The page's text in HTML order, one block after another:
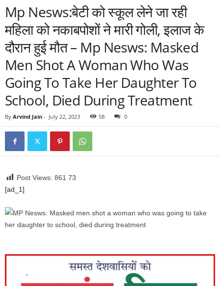
Mp Nesws:बेटी को स्कूल लेने जा रही
महिला को नकाबपोशों ने मारी गोली, इलाज के
दौरान हुई मौत – Mp Nesws: Masked
Men Shot A Woman Who Was
Going To Take Her Daughter To
School, Died During Treatment
By Arvind Jain - July 22, 2023 58 0
Post Views: 861 73
[ad_1]